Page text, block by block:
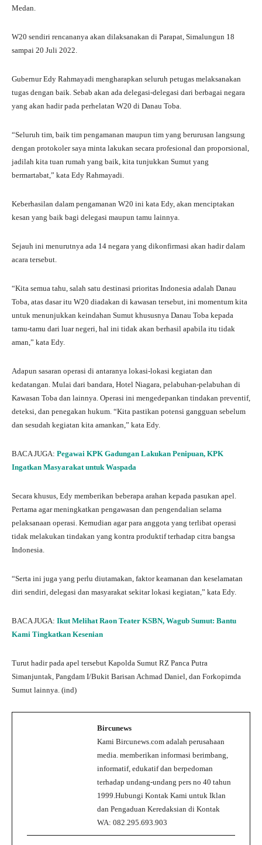
Medan.
W20 sendiri rencananya akan dilaksanakan di Parapat, Simalungun 18
sampai 20 Juli 2022.
Gubernur Edy Rahmayadi mengharapkan seluruh petugas melaksanakan
tugas dengan baik. Sebab akan ada delegasi-delegasi dari berbagai negara
yang akan hadir pada perhelatan W20 di Danau Toba.
“Seluruh tim, baik tim pengamanan maupun tim yang berurusan langsung
dengan protokoler saya minta lakukan secara profesional dan proporsional,
jadilah kita tuan rumah yang baik, kita tunjukkan Sumut yang
bermartabat,” kata Edy Rahmayadi.
Keberhasilan dalam pengamanan W20 ini kata Edy, akan menciptakan
kesan yang baik bagi delegasi maupun tamu lainnya.
Sejauh ini menurutnya ada 14 negara yang dikonfirmasi akan hadir dalam
acara tersebut.
“Kita semua tahu, salah satu destinasi prioritas Indonesia adalah Danau
Toba, atas dasar itu W20 diadakan di kawasan tersebut, ini momentum kita
untuk menunjukkan keindahan Sumut khususnya Danau Toba kepada
tamu-tamu dari luar negeri, hal ini tidak akan berhasil apabila itu tidak
aman,” kata Edy.
Adapun sasaran operasi di antaranya lokasi-lokasi kegiatan dan
kedatangan. Mulai dari bandara, Hotel Niagara, pelabuhan-pelabuhan di
Kawasan Toba dan lainnya. Operasi ini mengedepankan tindakan preventif,
deteksi, dan penegakan hukum. “Kita pastikan potensi gangguan sebelum
dan sesudah kegiatan kita amankan,” kata Edy.
BACA JUGA: Pegawai KPK Gadungan Lakukan Penipuan, KPK
Ingatkan Masyarakat untuk Waspada
Secara khusus, Edy memberikan beberapa arahan kepada pasukan apel.
Pertama agar meningkatkan pengawasan dan pengendalian selama
pelaksanaan operasi. Kemudian agar para anggota yang terlibat operasi
tidak melakukan tindakan yang kontra produktif terhadap citra bangsa
Indonesia.
“Serta ini juga yang perlu diutamakan, faktor keamanan dan keselamatan
diri sendiri, delegasi dan masyarakat sekitar lokasi kegiatan,” kata Edy.
BACA JUGA: Ikut Melihat Raon Teater KSBN, Wagub Sumut: Bantu
Kami Tingkatkan Kesenian
Turut hadir pada apel tersebut Kapolda Sumut RZ Panca Putra
Simanjuntak, Pangdam I/Bukit Barisan Achmad Daniel, dan Forkopimda
Sumut lainnya. (ind)
Bircunews
Kami Bircunews.com adalah perusahaan
media. memberikan informasi berimbang,
informatif, edukatif dan berpedoman
terhadap undang-undang pers no 40 tahun
1999.Hubungi Kontak Kami untuk Iklan
dan Pengaduan Keredaksian di Kontak
WA: 082.295.693.903